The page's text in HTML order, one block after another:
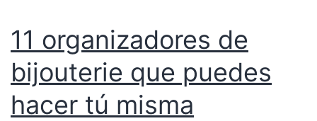
11 organizadores de
bijouterie que puedes
hacer tú misma